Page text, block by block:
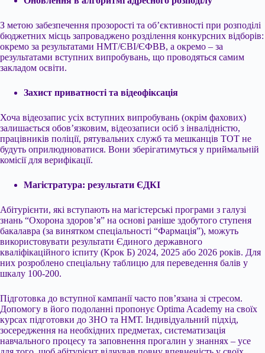
З метою забезпечення прозорості та об’єктивності при розподілі
бюджетних місць запроваджено розділення конкурсних відборів:
окремо за результатами НМТ/ЄВІ/ЄФВВ, а окремо – за
результатами вступних випробувань, що проводяться самим
закладом освіти.
Захист приватності та відеофіксація
Хоча відеозапис усіх вступних випробувань (окрім фахових)
залишається обов’язковим, відеозаписи осіб з інвалідністю,
працівників поліції, рятувальних служб та мешканців ТОТ не
будуть оприлюднюватися. Вони зберігатимуться у приймальній
комісії для верифікації.
Магістратура: результати ЄДКІ
Абітурієнти, які вступають на магістерські програми з галузі
знань “Охорона здоров’я” на основі раніше здобутого ступеня
бакалавра (за винятком спеціальності “Фармація”), можуть
використовувати результати Єдиного державного
кваліфікаційного іспиту (Крок Б) 2024, 2025 або 2026 років. Для
них розроблено спеціальну таблицю для переведення балів у
шкалу 100-200.
Підготовка до вступної кампанії часто пов’язана зі стресом.
Допомогу в його подоланні пропонує Optima Academy на своїх
курсах підготовки до ЗНО та НМТ. Індивідуальний підхід,
зосередження на необхідних предметах, систематизація
навчального процесу та заповнення прогалин у знаннях – усе